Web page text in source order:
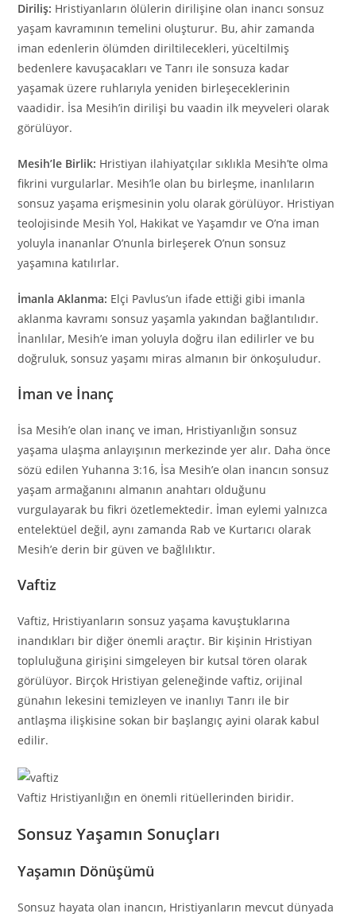
Diriliş: Hristiyanların ölülerin dirilişine olan inancı sonsuz
yaşam kavramının temelini oluşturur. Bu, ahir zamanda
iman edenlerin ölümden diriltilecekleri, yüceltilmiş
bedenlere kavuşacakları ve Tanrı ile sonsuza kadar
yaşamak üzere ruhlarıyla yeniden birleşeceklerinin
vaadidir. İsa Mesih’in dirilişi bu vaadin ilk meyveleri olarak
görülüyor.
Mesih’le Birlik: Hristiyan ilahiyatçılar sıklıkla Mesih’te olma
fikrini vurgularlar. Mesih’le olan bu birleşme, inanlıların
sonsuz yaşama erişmesinin yolu olarak görülüyor. Hristiyan
teolojisinde Mesih Yol, Hakikat ve Yaşamdır ve O’na iman
yoluyla inananlar O’nunla birleşerek O’nun sonsuz
yaşamına katılırlar.
İmanla Aklanma: Elçi Pavlus’un ifade ettiği gibi imanla
aklanma kavramı sonsuz yaşamla yakından bağlantılıdır.
İnanlılar, Mesih’e iman yoluyla doğru ilan edilirler ve bu
doğruluk, sonsuz yaşamı miras almanın bir önkoşuludur.
İman ve İnanç
İsa Mesih’e olan inanç ve iman, Hristiyanlığın sonsuz
yaşama ulaşma anlayışının merkezinde yer alır. Daha önce
sözü edilen Yuhanna 3:16, İsa Mesih’e olan inancın sonsuz
yaşam armağanını almanın anahtarı olduğunu
vurgulayarak bu fikri özetlemektedir. İman eylemi yalnızca
entelektüel değil, aynı zamanda Rab ve Kurtarıcı olarak
Mesih’e derin bir güven ve bağlılıktır.
Vaftiz
Vaftiz, Hristiyanların sonsuz yaşama kavuştuklarına
inandıkları bir diğer önemli araçtır. Bir kişinin Hristiyan
topluluğuna girişini simgeleyen bir kutsal tören olarak
görülüyor. Birçok Hristiyan geleneğinde vaftiz, orijinal
günahın lekesini temizleyen ve inanlıyı Tanrı ile bir
antlaşma ilişkisine sokan bir başlangıç ayini olarak kabul
edilir.
Vaftiz Hristiyanlığın en önemli ritüellerinden biridir.
Sonsuz Yaşamın Sonuçları
Yaşamın Dönüşümü
Sonsuz hayata olan inancın, Hristiyanların mevcut dünyada